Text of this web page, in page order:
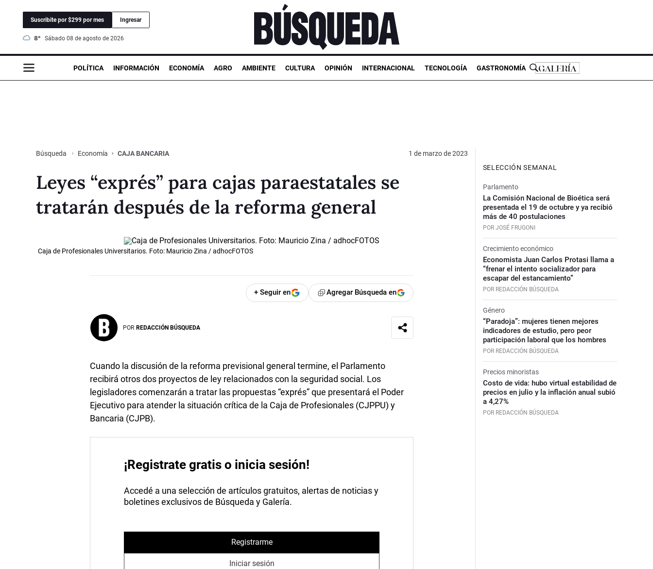
Suscribite por $299 por mes Ingresar
8° sábado 08 de agosto de 2026
POLÍTICA INFORMACIÓN ECONOMÍA AGRO AMBIENTE CULTURA OPINIÓN INTERNACIONAL TECNOLOGÍA GASTRONOMÍA
Búsqueda Economía CAJA BANCARIA 1 de marzo de 2023
Leyes “exprés” para cajas paraestatales se
tratarán después de la reforma general
Caja de Profesionales Universitarios. Foto: Mauricio Zina / adhocFOTOS
+ Seguir en Agregar Búsqueda en
POR REDACCIÓN BÚSQUEDA
Cuando la discusión de la reforma previsional general termine, el Parlamento
recibirá otros dos proyectos de ley relacionados con la seguridad social. Los
legisladores comenzarán a tratar las propuestas “exprés” que presentará el Poder
Ejecutivo para atender la situación crítica de la Caja de Profesionales (CJPPU) y
Bancaria (CJPB).
¡Registrate gratis o inicia sesión!
Accedé a una selección de artículos gratuitos, alertas de noticias y
boletines exclusivos de Búsqueda y Galería.
Registrarme
Iniciar sesión
SELECCIÓN SEMANAL
Parlamento
La Comisión Nacional de Bioética será
presentada el 19 de octubre y ya recibió
más de 40 postulaciones
POR JOSÉ FRUGONI
Crecimiento económico
Economista Juan Carlos Protasi llama a
“frenar el intento socializador para
escapar del estancamiento”
POR REDACCIÓN BÚSQUEDA
Género
“Paradoja”: mujeres tienen mejores
indicadores de estudio, pero peor
participación laboral que los hombres
POR REDACCIÓN BÚSQUEDA
Precios minoristas
Costo de vida: hubo virtual estabilidad de
precios en julio y la inflación anual subió
a 4,27%
POR REDACCIÓN BÚSQUEDA